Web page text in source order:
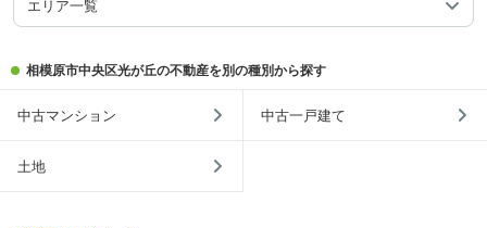
エリア一覧
相模原市中央区光が丘の不動産を別の種別から探す
中古マンション 中古一戸建て
土地